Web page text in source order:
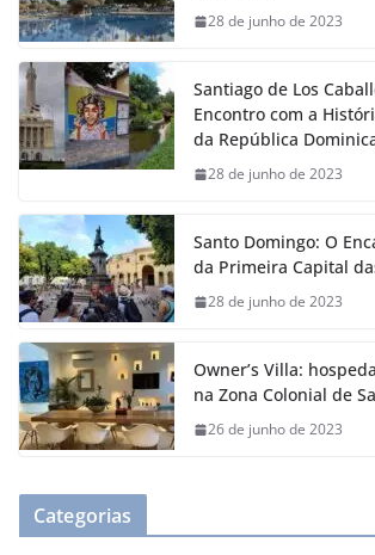
28 de junho de 2023
Santiago de Los
Encontro com a
da República
28 de junho de 2023
Santo Domingo: O
da Primeira Capital
28 de junho de 2023
Owner’s Villa:
na Zona Colonial de
26 de junho de 2023
Categorias